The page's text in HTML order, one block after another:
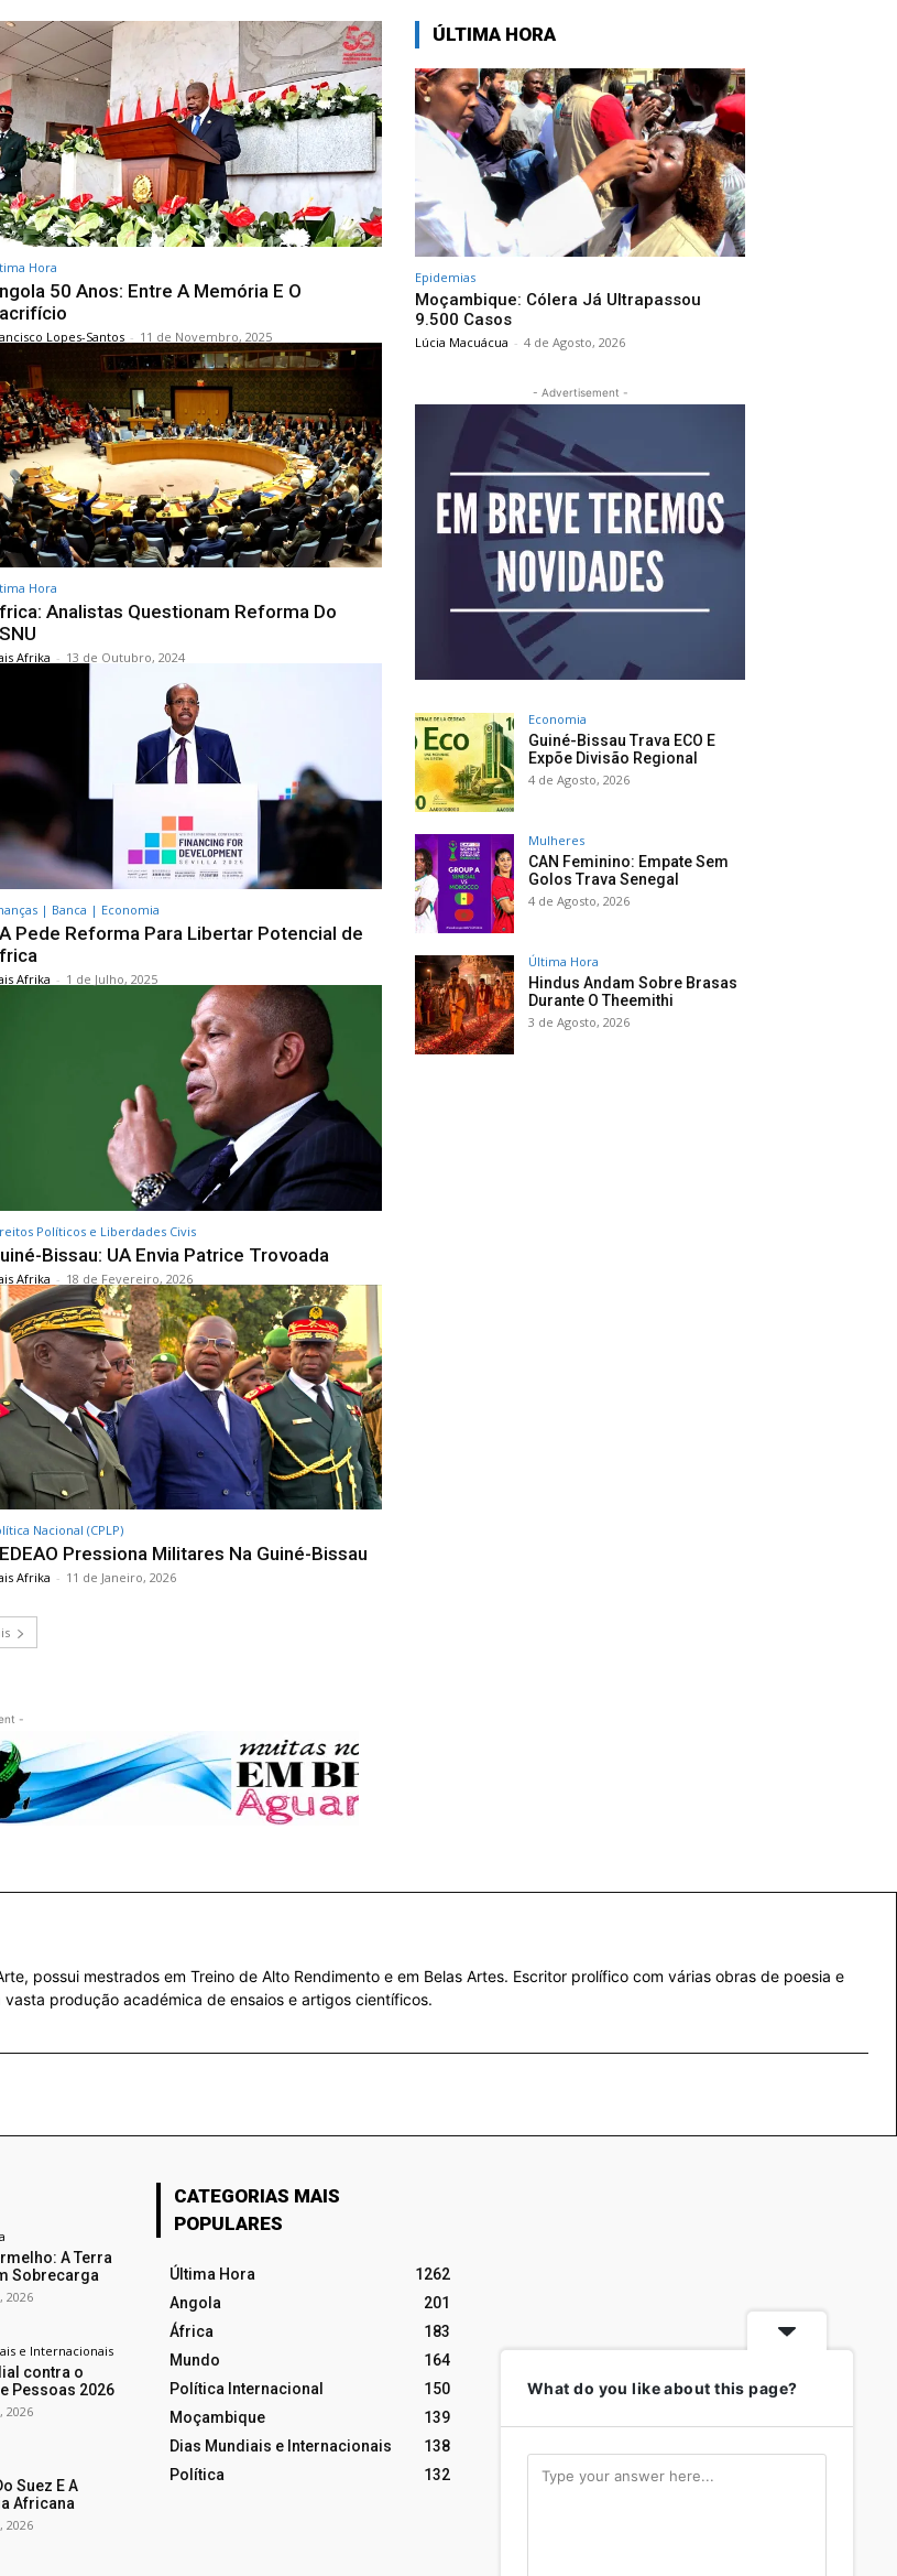
Hora
50 Anos: Entre A Memória E O
Lopes-Santos - 11 de Novembro, 2025
Hora
Analistas Questionam Reforma Do
Afrika - 13 de Outubro, 2024
| Banca | Economia
Pede Reforma Para Libertar Potencial de
Afrika - 1 de Julho, 2025
Políticos e Liberdades Civis
Bissau: UA Envia Patrice Trovoada
Afrika - 18 de Fevereiro, 2026
Nacional (CPLP)
Pressiona Militares Na Guiné-Bissau
Afrika - 11 de Janeiro, 2026
-
ÚLTIMA HORA
Epidemias
Moçambique: Cólera Já Ultrapassou
9.500 Casos
Lúcia Macuácua - 4 de Agosto, 2026
- Advertisement -
Economia
Guiné-Bissau Trava ECO E
Expõe Divisão Regional
4 de Agosto, 2026
Mulheres
CAN Feminino: Empate Sem
Golos Trava Senegal
4 de Agosto, 2026
Última Hora
Hindus Andam Sobre Brasas
Durante O Theemithi
3 de Agosto, 2026
possui mestrados em Treino de Alto Rendimento e em Belas Artes. Escritor prolífico com várias obras de poesia e
produção académica de ensaios e artigos científicos.
A Terra
Sobrecarga
2026
e Internacionais
contra o
Pessoas 2026
2026
Suez E A
Africana
2026
CATEGORIAS MAIS
POPULARES
Última Hora
1262
Angola
201
África
183
Mundo
164
Política Internacional
150
Moçambique
139
Dias Mundiais e Internacionais
138
Política
132
What do you like about this page?